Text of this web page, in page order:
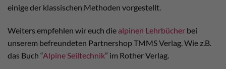
einige der klassischen Methoden vorgestellt.
Weiters empfehlen wir euch die alpinen Lehrbücher bei
unserem befreundeten Partnershop TMMS Verlag. Wie z.B.
das Buch “Alpine Seiltechnik” im Rother Verlag.